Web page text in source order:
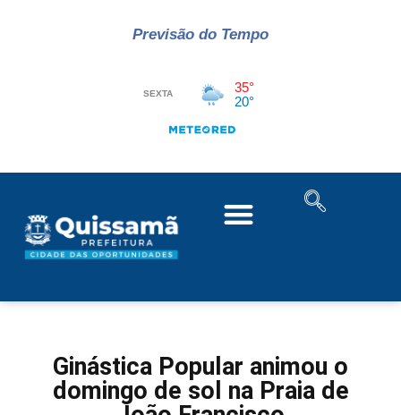
Previsão do Tempo
Ginástica Popular animou o
domingo de sol na Praia de